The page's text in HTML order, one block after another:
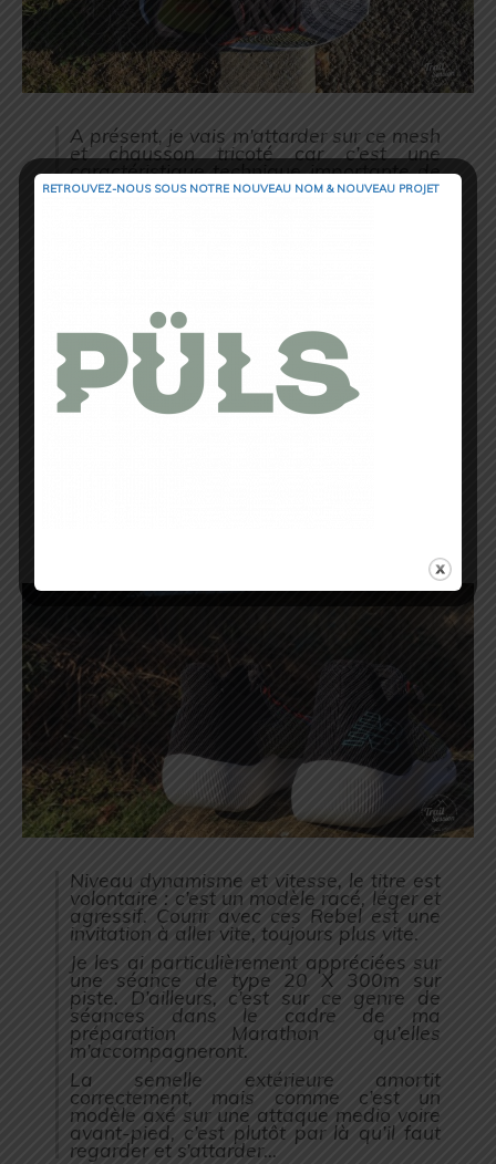
A présent, je vais m’attarder sur ce mesh
et chausson tricoté car c’est une
caractéristique technique importante de
cette Rebel.
Le double mesh jacquard sur l’avant-
pied (Toe-Box qui conviendra aux pieds
fins comme aux pieds larges) rend cette
chaussure respirante et confortable.
Niveau dynamisme et vitesse, le titre est
volontaire : c’est un modèle racé, léger et
agressif. Courir avec ces Rebel est une
invitation à aller vite, toujours plus vite.
Je les ai particulièrement appréciées sur
une séance de type 20 X 300m sur
piste. D’ailleurs, c’est sur ce genre de
séances dans le cadre de ma
préparation Marathon qu’elles
m’accompagneront.
La semelle extérieure amortit
correctement, mais comme c’est un
modèle axé sur une attaque medio voire
avant-pied, c’est plutôt par là qu’il faut
regarder et s’attarder…
RETROUVEZ-NOUS SOUS NOTRE NOUVEAU NOM & NOUVEAU PROJET